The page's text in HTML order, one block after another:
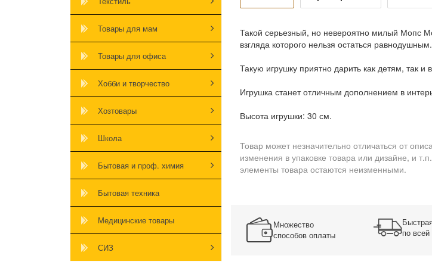
Товары для мам
Товары для офиса
Хобби и творчество
Хозтовары
Школа
Бытовая и проф. химия
Бытовая техника
Медицинские товары
СИЗ
Такой серьезный, но невероятно милый Мопс
взгляда которого нельзя остаться равнодушным.
Такую игрушку приятно дарить как детям, так и
Игрушка станет отличным дополнением в
Высота игрушки: 30 см.
Товар может незначительно отличаться от
изменения в упаковке товара или дизайне, и
элементы товара остаются неизменными.
Множество
способов оплаты
по